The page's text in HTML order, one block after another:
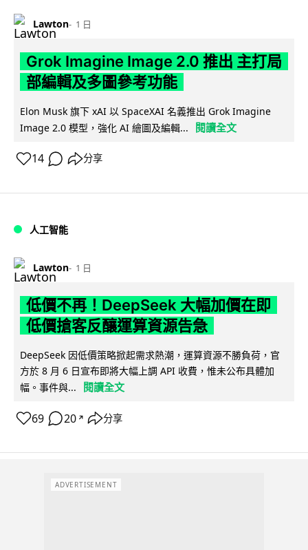
Lawton 1 日
Grok Imagine Image 2.0 推出 主打局
部編輯及多圖參考功能
Elon Musk 旗下 xAI 以 SpaceXAI 名義推出 Grok Imagine
Image 2.0 模型，強化 AI 繪圖及編輯...
閱讀全文
14 分享
人工智能
Lawton 1 日
低價不再！DeepSeek 大幅加價在即
低價搶客反釀運算資源告急
DeepSeek 因低價策略掀起需求熱潮，運算資源不勝負荷，官
方於 8 月 6 日宣布即將大幅上調 API 收費，惟未公布具體加
幅。事件與...
閱讀全文
69 20 ↗ 分享
ADVERTISEMENT